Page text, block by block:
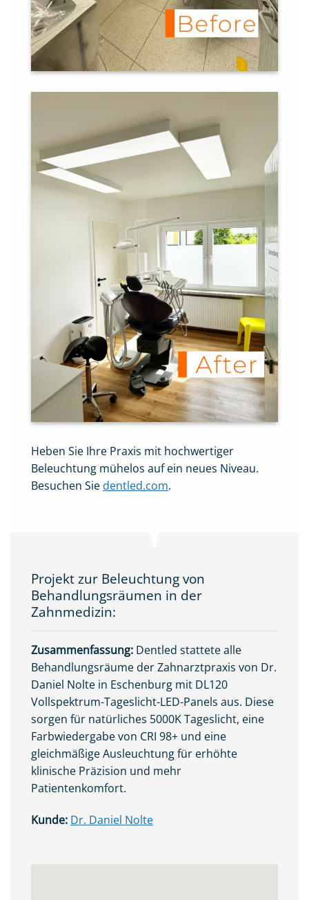
Heben Sie Ihre Praxis mit hochwertiger
Beleuchtung mühelos auf ein neues Niveau.
Besuchen Sie dentled.com.
Projekt zur Beleuchtung von
Behandlungsräumen in der
Zahnmedizin:
Zusammenfassung: Dentled stattete alle
Behandlungsräume der Zahnarztpraxis von Dr.
Daniel Nolte in Eschenburg mit DL120
Vollspektrum-Tageslicht-LED-Panels aus. Diese
sorgen für natürliches 5000K Tageslicht, eine
Farbwiedergabe von CRI 98+ und eine
gleichmäßige Ausleuchtung für erhöhte
klinische Präzision und mehr
Patientenkomfort.
Kunde: Dr. Daniel Nolte